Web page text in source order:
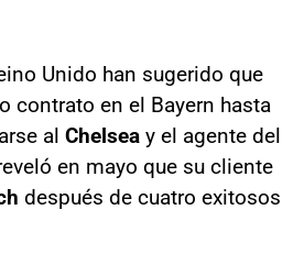
Unido han sugerido que
contrato en el Bayern hasta
al Chelsea y el agente del
en mayo que su cliente
después de cuatro exitosos